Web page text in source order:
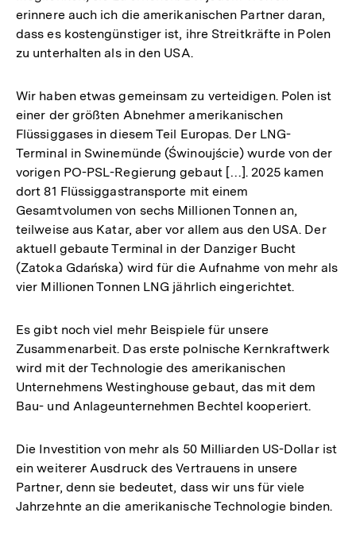
erinnere auch ich die amerikanischen Partner daran,
dass es kostengünstiger ist, ihre Streitkräfte in Polen
zu unterhalten als in den USA.
Wir haben etwas gemeinsam zu verteidigen. Polen ist
einer der größten Abnehmer amerikanischen
Flüssiggases in diesem Teil Europas. Der LNG-
Terminal in Swinemünde (Świnoujście) wurde von der
vorigen PO-PSL-Regierung gebaut […]. 2025 kamen
dort 81 Flüssiggastransporte mit einem
Gesamtvolumen von sechs Millionen Tonnen an,
teilweise aus Katar, aber vor allem aus den USA. Der
aktuell gebaute Terminal in der Danziger Bucht
(Zatoka Gdańska) wird für die Aufnahme von mehr als
vier Millionen Tonnen LNG jährlich eingerichtet.
Es gibt noch viel mehr Beispiele für unsere
Zusammenarbeit. Das erste polnische Kernkraftwerk
wird mit der Technologie des amerikanischen
Unternehmens Westinghouse gebaut, das mit dem
Bau- und Anlageunternehmen Bechtel kooperiert.
Die Investition von mehr als 50 Milliarden US-Dollar ist
ein weiterer Ausdruck des Vertrauens in unsere
Partner, denn sie bedeutet, dass wir uns für viele
Jahrzehnte an die amerikanische Technologie binden.